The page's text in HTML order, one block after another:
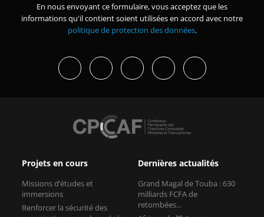
En nous envoyant ce formulaire, vous acceptez que les
informations qu'il contient soient utilisées en accord avec notre
politique de protection des données.
Projets en cours
Missions d’études et
immersions
Renforcer la sécurité des
Dernières actualités
Grand Magal de Touba : 630
milliards FCFA de
retombées...